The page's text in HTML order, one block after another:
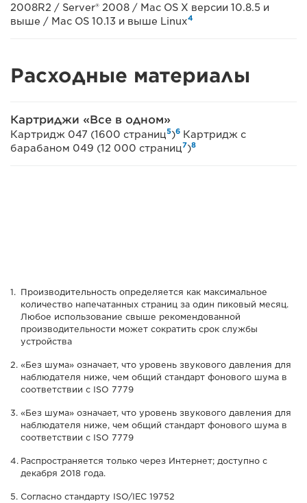
2008R2 / Server® 2008 / Mac OS X версии 10.8.5 и
выше / Mac OS 10.13 и выше Linux4
Расходные материалы
Картриджи «Все в одном»
Картридж 047 (1600 страниц5)6 Картридж с
барабаном 049 (12 000 страниц7)8
Производительность определяется как максимальное
количество напечатанных страниц за один пиковый месяц.
Любое использование свыше рекомендованной
производительности может сократить срок службы
устройства
«Без шума» означает, что уровень звукового давления для
наблюдателя ниже, чем общий стандарт фонового шума в
соответствии с ISO 7779
«Без шума» означает, что уровень звукового давления для
наблюдателя ниже, чем общий стандарт фонового шума в
соответствии с ISO 7779
Распространяется только через Интернет; доступно с
декабря 2018 года.
Согласно стандарту ISO/IEC 19752